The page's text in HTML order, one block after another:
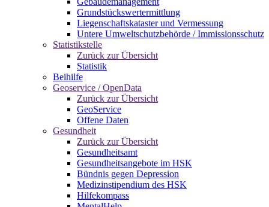
Grundstückswertermittlung
Liegenschaftskataster und Vermessung
Untere Umweltschutzbehörde / Immissionsschutz
Statistikstelle
Zurück zur Übersicht
Statistik
Beihilfe
Geoservice / OpenData
Zurück zur Übersicht
GeoService
Offene Daten
Gesundheit
Zurück zur Übersicht
Gesundheitsamt
Gesundheitsangebote im HSK
Bündnis gegen Depression
Medizinstipendium des HSK
Hilfekompass